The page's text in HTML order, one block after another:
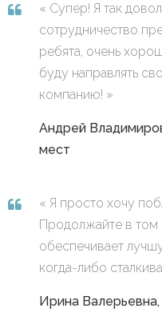
Супер! Я так
сотрудничество
ребята, очень
буду направлять
компанию!
Андрей
мест
Я просто хочу
Продолжайте в
обеспечивает
когда-либо
Ирина